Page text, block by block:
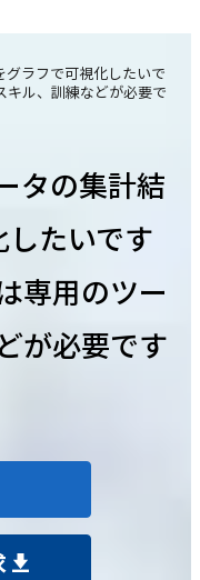
グラフで可視化したいで
キル、訓練などが必要で
タの集計結
たいです
専用のツー
が必要です